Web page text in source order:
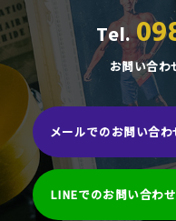
Tel.
お問い合わ
メールでのお問い合わ
LINEでのお問い合わせ